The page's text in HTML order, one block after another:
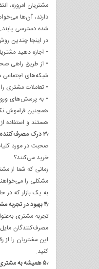
مشتریان امروزه،
دارند، آن‌ها
شده دسترسی
در اینجا چندین
• اجازه دهید
• از طریق راهی
شبکه‌های اجتماعی
• تعاملات مشتری
• به پرسش‌های
همچنین فراموش
هستند و استفاده
۳٫ درک مصرف‌کننده
صحبت در مورد
خرید می‌کنند؟
زمانی که شما از
مشکلی را
به یک بازار که
۴٫ بهبود در تجربه مشتری
مصرف‌کنندگان
این مشتریان را
کنید.
۵٫ همیشه به مشتری خدمات برتر ارائه دهید.